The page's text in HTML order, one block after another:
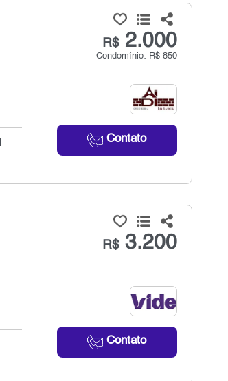
R$2.000
Condomínio: R$ 850
Contato
R$3.200
Contato